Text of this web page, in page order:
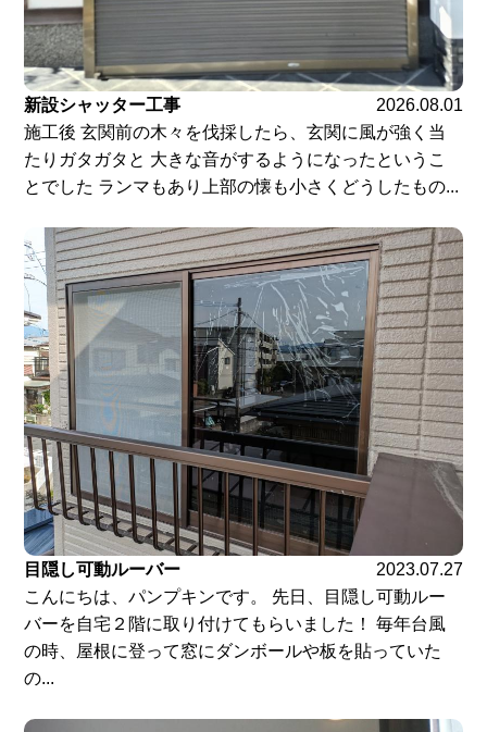
新設シャッター工事
2026.08.01
施工後 玄関前の木々を伐採したら、玄関に風が強く当
たりガタガタと 大きな音がするようになったというこ
とでした ランマもあり上部の懐も小さくどうしたもの...
目隠し可動ルーバー
2023.07.27
こんにちは、パンプキンです。 先日、目隠し可動ルー
バーを自宅２階に取り付けてもらいました！ 毎年台風
の時、屋根に登って窓にダンボールや板を貼っていた
の...